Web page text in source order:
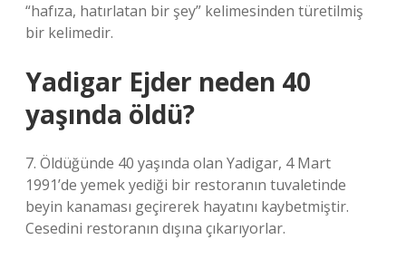
“hafıza, hatırlatan bir şey” kelimesinden türetilmiş
bir kelimedir.
Yadigar Ejder neden 40
yaşında öldü?
7. Öldüğünde 40 yaşında olan Yadigar, 4 Mart
1991’de yemek yediği bir restoranın tuvaletinde
beyin kanaması geçirerek hayatını kaybetmiştir.
Cesedini restoranın dışına çıkarıyorlar.